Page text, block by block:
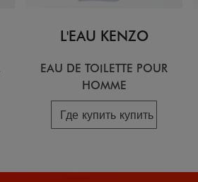
L'EAU KENZO
EAU DE TOILETTE POUR
HOMME
Где купить купить